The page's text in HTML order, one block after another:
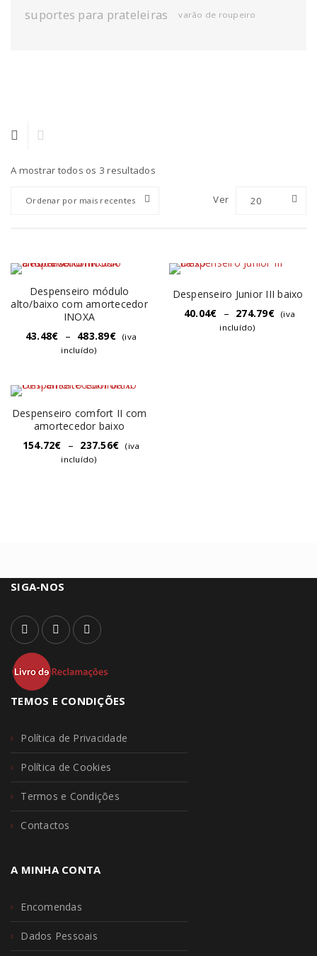
suportes para prateleiras varão de roupeiro
A mostrar todos os 3 resultados
Ordenar por mais recentes Ver 20
Despenseiro módulo
alto/baixo com amortecedor
INOXA
43.48€ – 483.89€
(iva
incluído)
Despenseiro Junior III baixo
40.04€ – 274.79€
(iva
incluído)
Despenseiro comfort II com
amortecedor baixo
154.72€ – 237.56€
(iva
incluído)
SIGA-NOS
TEMOS E CONDIÇÕES
Política de Privacidade
Política de Cookies
Termos e Condições
Contactos
A MINHA CONTA
Encomendas
Dados Pessoais